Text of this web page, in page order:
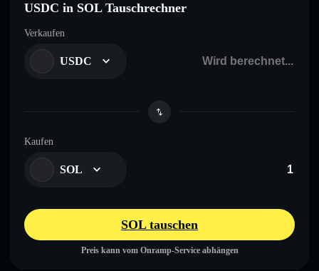
USDC in SOL Tauschrechner
Verkaufen
USDC
Kaufen
SOL
SOL tauschen
Preis kann vom Onramp-Service abhängen